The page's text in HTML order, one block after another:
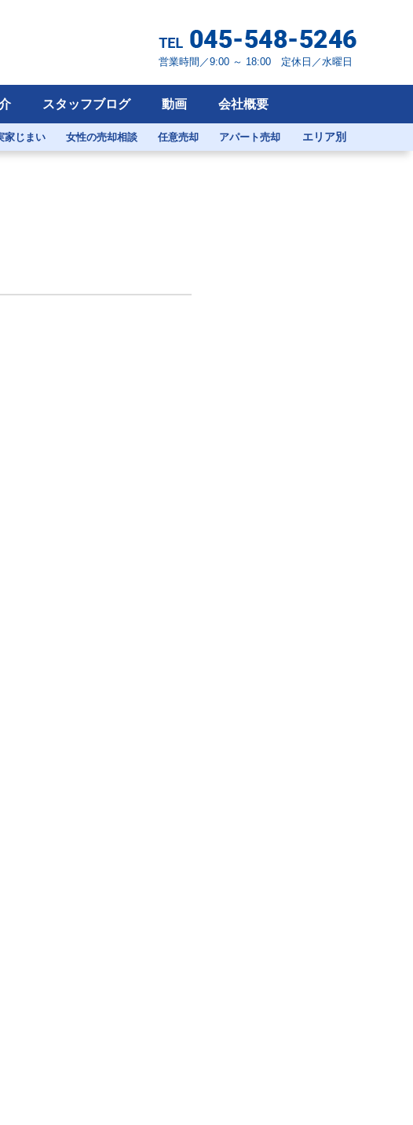
営業時間／9:00 ～ 18:00 定休日／水曜日
スタッフブログ 動画 会社概要
家じまい 女性の売却相談 任意売却 アパート売却 エリア別